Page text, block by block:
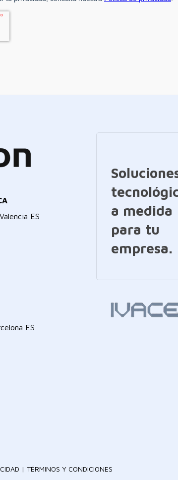
ES
ES
a medida
para tu
empresa.
| TÉRMINOS Y CONDICIONES